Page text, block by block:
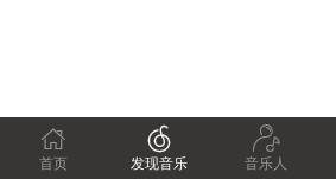

首页

发现音乐

音乐人